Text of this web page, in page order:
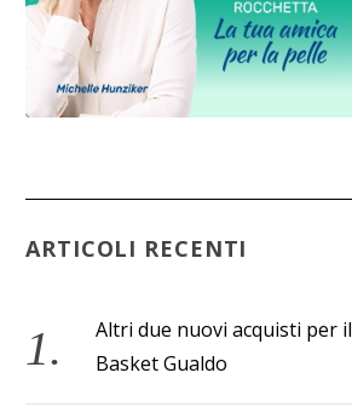
ARTICOLI RECENTI
Altri due nuovi acquisti per il
Basket Gualdo